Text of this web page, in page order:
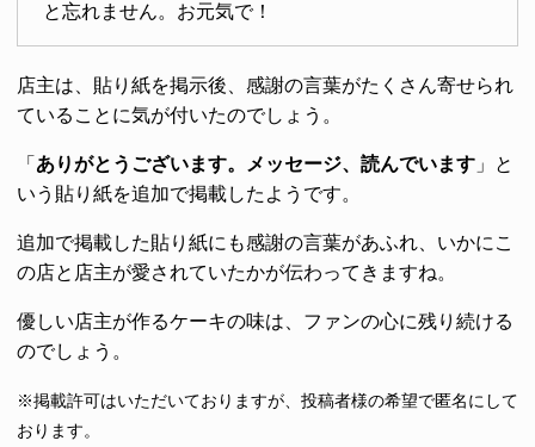
と忘れません。お元気で！
店主は、貼り紙を掲示後、感謝の言葉がたくさん寄せられ
ていることに気が付いたのでしょう。
「 ありがとうございます。メッセージ、読んでいます 」と
いう貼り紙を追加で掲載したようです。
追加で掲載した貼り紙にも感謝の言葉があふれ、いかにこ
の店と店主が愛されていたかが伝わってきますね。
優しい店主が作るケーキの味は、ファンの心に残り続ける
のでしょう。
※掲載許可はいただいておりますが、投稿者様の希望で匿名にして
おります。